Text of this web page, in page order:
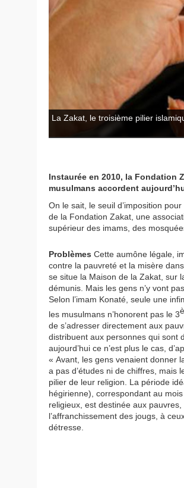
La Zakat, le troisième pilier
Instaurée en 2010, la Fondation
musulmans accordent
On le sait, le seuil d’imposition
de la Fondation Zakat, une
supérieur des imams, des
Problèmes Cette aumône légale,
contre la pauvreté et la misère
se situe la Maison de la Zakat, sur
démunis. Mais les gens n’y vont
Selon l’imam Konaté, seule une
les musulmans n’honorent pas le 3
de s’adresser directement aux
distribuent aux personnes qui sont
aujourd’hui ce n’est plus le cas,
« Avant, les gens venaient donner
a pas d’études ni de chiffres, mais
pilier de leur religion. La période
hégirienne), correspondant au
religieux, est destinée aux
l’affranchissement des jougs, à
détresse.